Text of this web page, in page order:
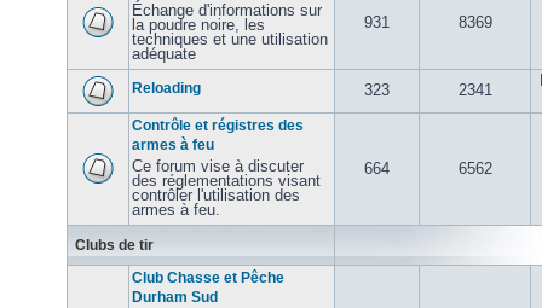
Échange d'informations sur
la poudre noire, les
techniques et une utilisation
adéquate
931 8369
Reloading 323 2341
Contrôle et régistres des
armes à feu
Ce forum vise à discuter
des réglementations visant
contrôler l'utilisation des
armes à feu.
664 6562
Clubs de tir
Club Chasse et Pêche
Durham Sud